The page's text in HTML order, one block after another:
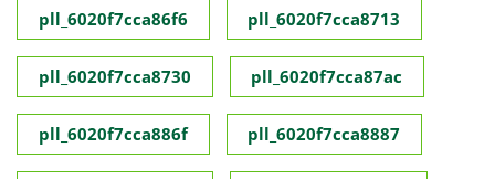
pll_6020f7cca86f6 pll_6020f7cca8713
pll_6020f7cca8730 pll_6020f7cca87ac
pll_6020f7cca886f pll_6020f7cca8887